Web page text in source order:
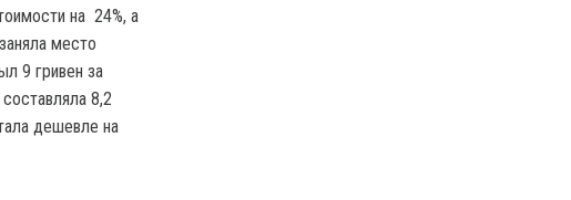
на 24%, а
место
9 гривен за
8,2
дешевле на